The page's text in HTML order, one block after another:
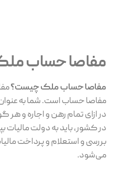
مفاصا حساب
مفاصا حساب ملک چیست؟
مفاصا حساب است. شما به
در ازای تمام رهن و اجاره و هر
در کشور، باید به دولت مالیات
بررسی و استعلام و پرداخت
می‌شود.